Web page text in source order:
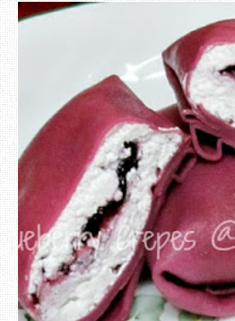
1 akan bermula jam
jam sahaja. Tapi
jam 2.25 petang.
Bagi aku, arahan
bermula jam 2, dan
datang pada masa
kalau anda tidak
masalah itu
mempunyai